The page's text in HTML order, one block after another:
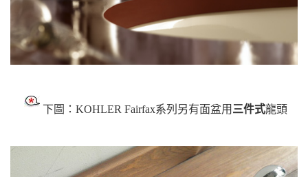
下圖：KOHLER Fairfax系列另有面盆用 三件式龍頭